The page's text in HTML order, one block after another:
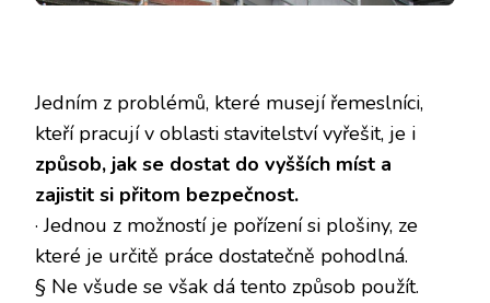
Jedním z problémů, které musejí řemeslníci,
kteří pracují v oblasti stavitelství vyřešit, je i
způsob, jak se dostat do vyšších míst a
zajistit si přitom bezpečnost.
· Jednou z možností je pořízení si plošiny, ze
které je určitě práce dostatečně pohodlná.
§ Ne všude se však dá tento způsob použít.